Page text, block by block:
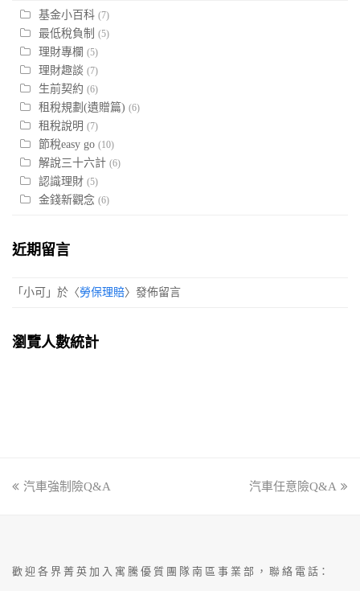
基金小百科 (7)
最低稅負制 (5)
理財專欄 (5)
理財趣談 (7)
生前契約 (6)
租稅規劃(遺贈篇) (6)
租稅說明 (7)
節稅easy go (10)
解說三十六計 (6)
認識理財 (5)
金錢新觀念 (6)
近期留言
「 小可 」於〈勞保理賠〉發佈留言
瀏覽人數統計
previous
汽車強制險Q&A
next
汽車任意險Q&A
歡 迎 各 界 菁 英 加 入 寓 騰 優 質 團 隊 南 區 事 業 部 ， 聯 絡 電 話：